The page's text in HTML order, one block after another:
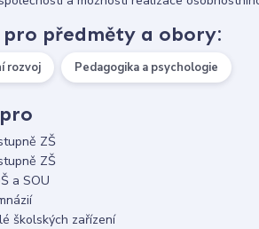
pro předměty a obory:
rozvoj Pedagogika a psychologie
ZŠ
ZŠ
a SOU
školských zařízení